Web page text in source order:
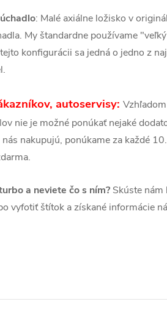
: Malé axiálne ložisko v
My štandardne používame
konfigurácii sa jedná o jedno z
autoservisy:
nie je možné ponúkať nejaké
nakupujú, ponúkame za každé
a neviete čo s ním? Skúste
vyfotiť štítok a získané informácie